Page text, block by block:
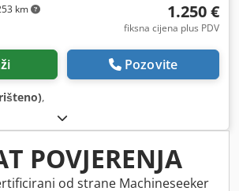
km 1.250 €
fiksna cijena plus PDV
Pozovite
,
POVJERENJA
od strane Machineseeker